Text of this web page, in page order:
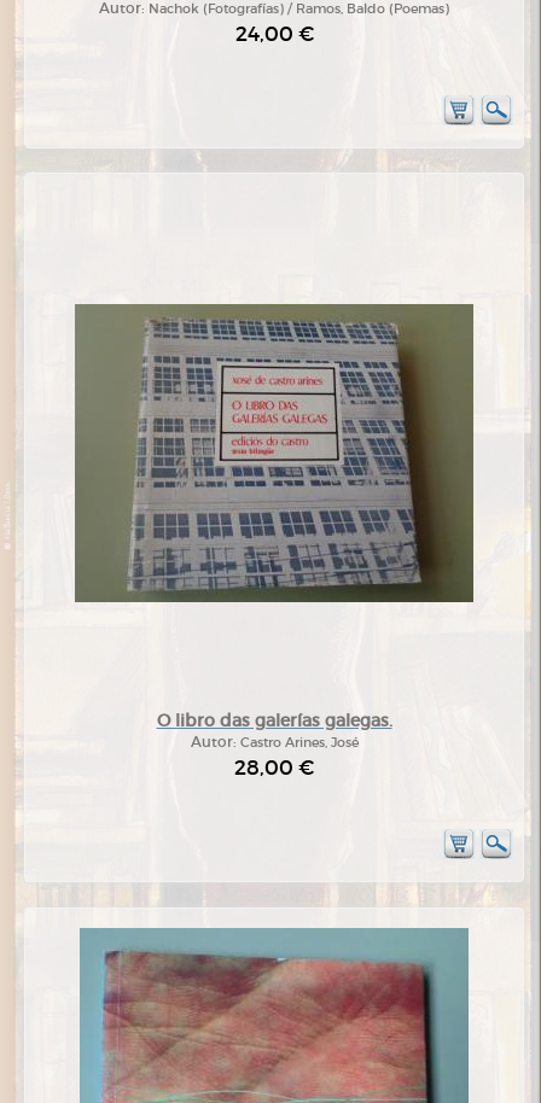
Autor: Nachok (Fotografías) / Ramos, Baldo (Poemas)
24,00 €
O libro das galerías galegas.
Autor: Castro Arines, José
28,00 €